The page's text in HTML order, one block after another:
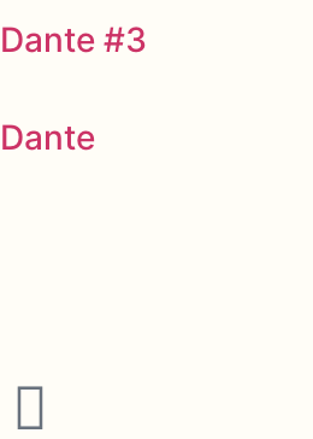
Dante #3
Dante